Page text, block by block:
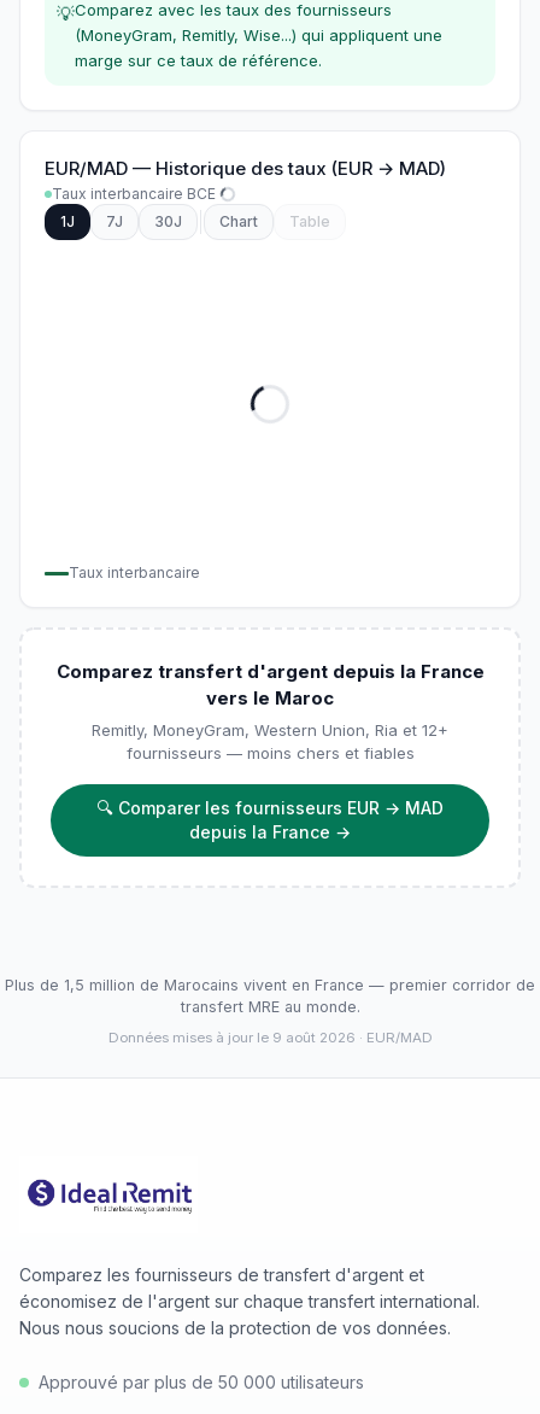
💡Comparez avec les taux des fournisseurs
(MoneyGram, Remitly, Wise...) qui appliquent une
marge sur ce taux de référence.
EUR/MAD — Historique des taux (EUR → MAD)
Taux interbancaire BCE
1J
7J 30J Chart Table
Taux interbancaire
Comparez transfert d'argent depuis la France
vers le Maroc
Remitly, MoneyGram, Western Union, Ria et 12+
fournisseurs — moins chers et fiables
🔍 Comparer les fournisseurs EUR → MAD
depuis la France →
Plus de 1,5 million de Marocains vivent en France — premier corridor de
transfert MRE au monde.
Données mises à jour le 9 août 2026 · EUR/MAD
Comparez les fournisseurs de transfert d'argent et
économisez de l'argent sur chaque transfert international.
Nous nous soucions de la protection de vos données.
Approuvé par plus de 50 000 utilisateurs